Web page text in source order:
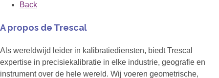
Back
A propos de Trescal
Als wereldwijd leider in kalibratiediensten, biedt Trescal
expertise in precisiekalibratie in elke industrie, geografie en
instrument over de hele wereld. Wij voeren geometrische,